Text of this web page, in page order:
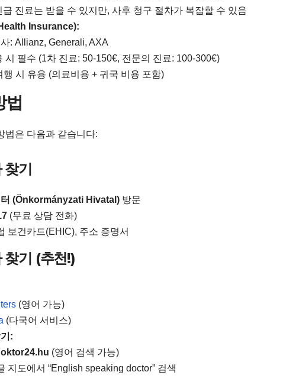
급 진료는 받을 수 있지만, 사후 청구 절차가 복잡할 수 있음
Insurance):
: Allianz, Generali, AXA
시 필수 (1차 진료: 50-150€, 전문의 진료: 100-300€)
행 시 유용 (의료비용 + 귀국 비용 포함)
법
법은 다음과 같습니다:
기
터 (Önkormányzati Hivatal) 방문
(무료 상담 전화)
보건카드(EHIC), 주소 증명서
찾기 (추천!)
(영어 가능)
(다국어 서비스)
:
(영어 검색 가능)
지도에서 “English speaking doctor” 검색